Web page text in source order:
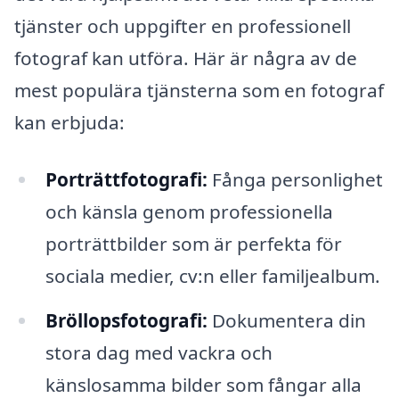
tjänster och uppgifter en professionell
fotograf kan utföra. Här är några av de
mest populära tjänsterna som en fotograf
kan erbjuda:
Porträttfotografi: Fånga personlighet
och känsla genom professionella
porträttbilder som är perfekta för
sociala medier, cv:n eller familjealbum.
Bröllopsfotografi: Dokumentera din
stora dag med vackra och
känslosamma bilder som fångar alla